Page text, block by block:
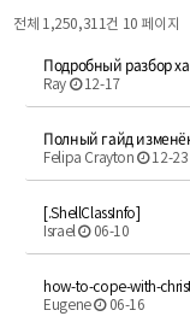
전체 1,250,311건 10 페이지
Подробный разбор
Ray
12-17
Полный гайд
Felipa Crayton
12-23
[.ShellClassInfo]
Israel
06-10
how-to-cope-with-
Eugene
06-16